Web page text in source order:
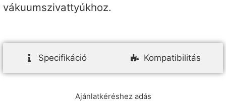
vákuumszivattyúkhoz.
Specifikáció Kompatibilitás
Ajánlatkéréshez adás